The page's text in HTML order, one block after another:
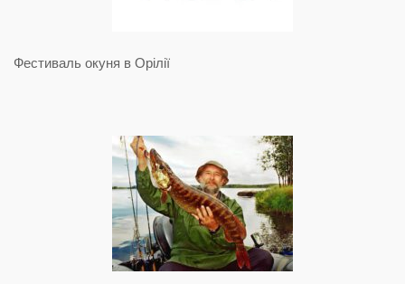
Фестиваль окуня в Орілії